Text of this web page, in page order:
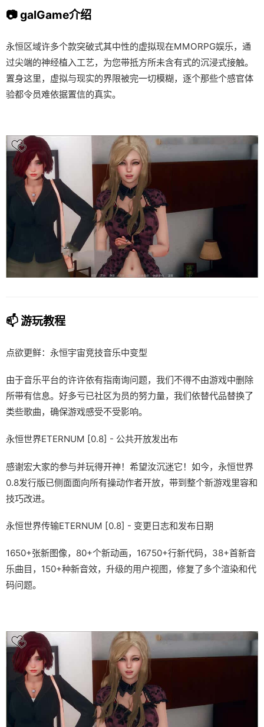
📷 galGame介绍
永恒区域许多个款突破式其中性的虚拟现在MMORPG娱乐，通
过尖端的神经植入工艺，为您带抵方所未含有式的沉浸式接触。
置身这里，虚拟与现实的界限被完一切模糊，逐个那些个感官体
验都令员难依据置信的真实。
📫 游玩教程
点欲更鲜：永恒宇宙竞技音乐中变型
由于音乐平台的许许依有指南询问题，我们不得不由游戏中删除
所带有信息。好多亏已社区为员的努力量，我们依替代品替换了
类些歌曲，确保游戏感受不受影响。
永恒世界ETERNUM [0.8] - 公共开放发出布
感谢宏大家的参与并玩得开神！希望汝沉迷它！如今，永恒世界
0.8发行版已侧面面向所有操动作者开放，带到整个新游戏里容和
技巧改进。
永恒世界传输ETERNUM [0.8] - 变更日志和发布日期
1650+张新图像，80+个新动画，16750+行新代码，38+首新音
乐曲目，150+种新音效，升级的用户视图，修复了多个渲染和代
码问题。